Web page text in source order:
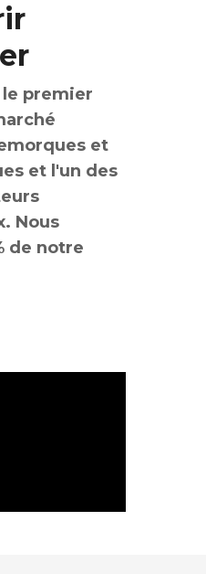
premier
et
et l'un des
Nous
de notre